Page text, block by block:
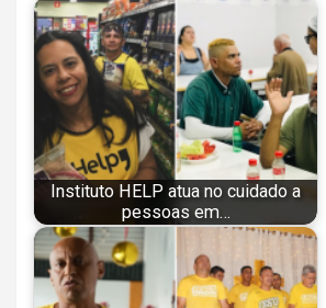
Instituto HELP atua no cuidado a
pessoas em…